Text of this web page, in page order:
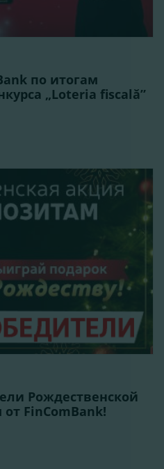
по итогам
„Loteria fiscală”
Рождественской
FinComBank!